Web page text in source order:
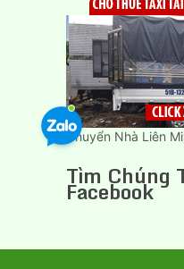
Chuyển Nhà Liên
Tìm Chúng
Facebook